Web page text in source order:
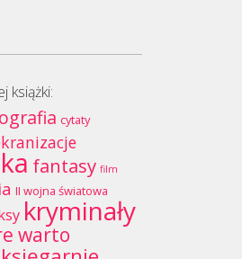
książki:
cytaty
fantasy film
II wojna światowa
kryminały
warto